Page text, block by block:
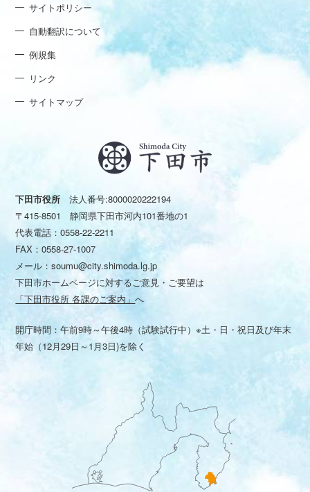
サイトポリシー
自動翻訳について
例規集
リンク
サイトマップ
下田市役所 法人番号:8000020222194
〒415-8501 静岡県下田市河内101番地の1
代表電話：0558-22-2211
FAX：0558-27-1007
メール：soumu@city.shimoda.lg.jp
下田市ホームページに対するご意見・ご要望は
「下田市役所 各課のご案内」へ
開庁時間：午前9時～午後4時（試験試行中）※土・日・祝日及び年末
年始（12月29日～1月3日)を除く